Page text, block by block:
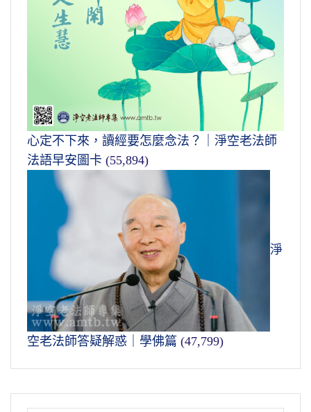
心定不下來，讀經要怎麼念法？｜淨空老法師
法語早安圖卡 (55,894)
淨
空老法師答疑解惑｜學佛篇 (47,799)